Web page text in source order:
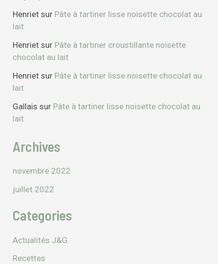
Henriet sur Pâte à tartiner lisse noisette chocolat au
lait
Henriet sur Pâte à tartiner croustillante noisette
chocolat au lait
Henriet sur Pâte à tartiner lisse noisette chocolat au
lait
Gallais sur Pâte à tartiner lisse noisette chocolat au
lait
Archives
novembre 2022
juillet 2022
Categories
Actualités J&G
Recettes